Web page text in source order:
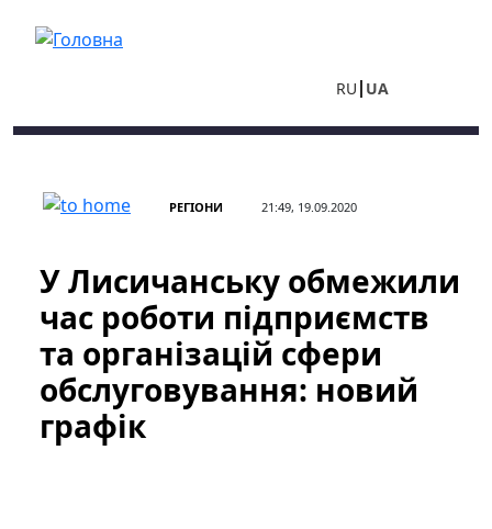
RU UA
РЕГІОНИ 21:49, 19.09.2020
У Лисичанську обмежили
час роботи підприємств
та організацій сфери
обслуговування: новий
графік